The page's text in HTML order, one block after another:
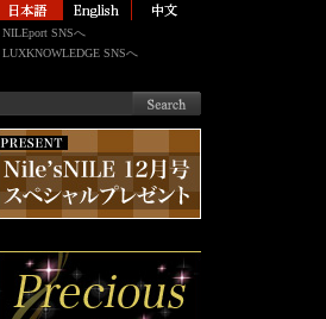
NILEport SNSへ
LUXKNOWLEDGE SNSへ